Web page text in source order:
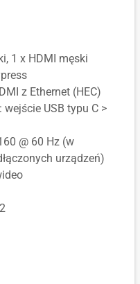
1 x HDMI męski
z Ethernet (HEC)
USB typu C >
@ 60 Hz (w
urządzeń)